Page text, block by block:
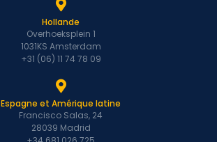
Hollande
Overhoeksplein 1
1031KS Amsterdam
+31 (06) 11 74 78 09
Espagne et Amérique latine
Francisco Salas, 24
28039 Madrid